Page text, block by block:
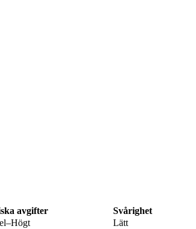
avgifter
Svårighet
Lätt